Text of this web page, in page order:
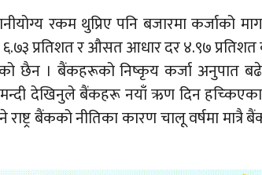
रकम थुप्रिए पनि बजारमा कर्जाको
प्रतिशत र औसत आधार दर ४.९७
छैन । बैंकहरूको निष्कृय कर्जा अनुपात
देखिनुले बैंकहरू नयाँ ऋण दिन
बैंकको नीतिका कारण चालू वर्षमा मात्रै